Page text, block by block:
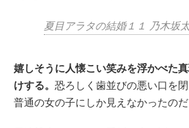
夏目アラタの結婚１１ 乃木
嬉しそうに人懐こい笑みを浮かべた
けする。 恐ろしく歯並びの悪い口を
普通の女の子にしか見えなかったのだ